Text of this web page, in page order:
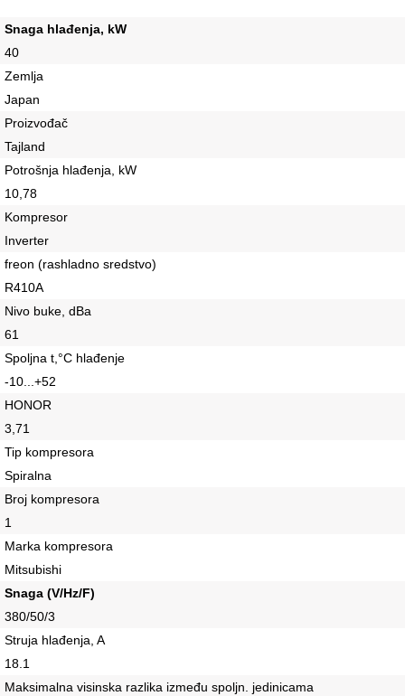
Snaga hlađenja, kW
40
Zemlja
Japan
Proizvođač
Tajland
Potrošnja hlađenja, kW
10,78
Kompresor
Inverter
freon (rashladno sredstvo)
R410A
Nivo buke, dBa
61
Spoljna t,°C hlađenje
-10...+52
HONOR
3,71
Tip kompresora
Spiralna
Broj kompresora
1
Marka kompresora
Mitsubishi
Snaga (V/Hz/F)
380/50/3
Struja hlađenja, A
18.1
Maksimalna visinska razlika između spoljn. jedinicama